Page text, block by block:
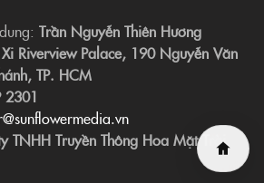
Trần Nguyễn Thiên Hương
Riverview Palace, 190 Nguyễn Văn
TP. HCM
TNHH Truyền Thông Hoa Mặt Trời.